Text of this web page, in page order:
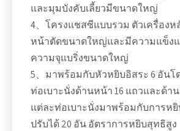
และมุมบังคับเลี้ยวมีขนาดใหญ่
4、โครงแชสซีแบบรวม ตัวเครื่อง
หน้าตัดขนาดใหญ่และมีความแข็งแ
ความจุแบริ่งขนาดใหญ่
5、มาพร้อมกับหัวหยิบอิสระ 6 อันโ
ท่อเบาะนั่งด้านหน้า 16 แถวและด้า
แต่ละท่อเบาะนั่งมาพร้อมกับการห
ปรับได้ 20 อัน อัตราการหยิบสุทธิสูง